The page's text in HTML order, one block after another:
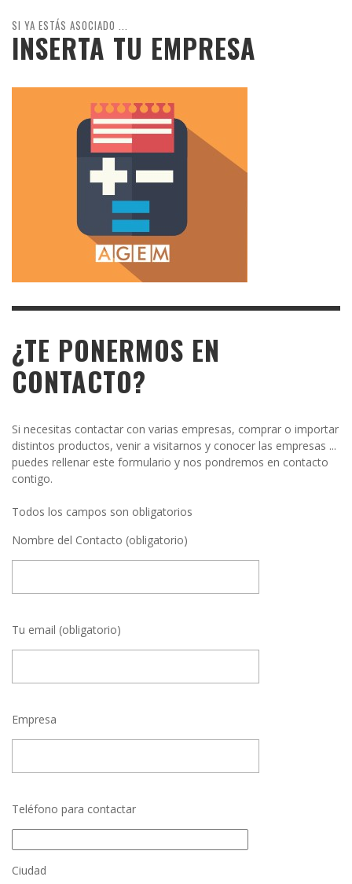
SI YA ESTÁS ASOCIADO ...
INSERTA TU EMPRESA
¿TE PONERMOS EN
CONTACTO?
Si necesitas contactar con varias empresas, comprar o importar
distintos productos, venir a visitarnos y conocer las empresas ...
puedes rellenar este formulario y nos pondremos en contacto
contigo.
Todos los campos son obligatorios
Nombre del Contacto (obligatorio)
Tu email (obligatorio)
Empresa
Teléfono para contactar
Ciudad